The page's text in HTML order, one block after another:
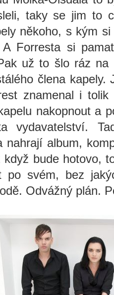
taky se jim to
někoho, s kým
Forresta si
už to šlo ráz na
člena
znamenal i tolik
nakopnout a
vydavatelství.
nahrají album,
bude hotovo,
po svém, bez
Odvážný plán.